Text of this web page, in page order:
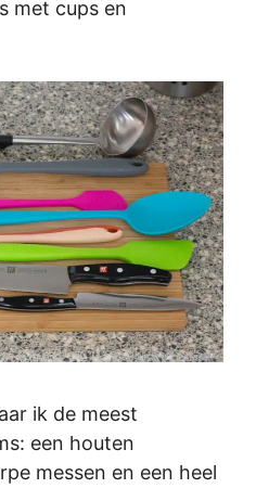
met cups en
ik de meest
een houten
messen en een heel